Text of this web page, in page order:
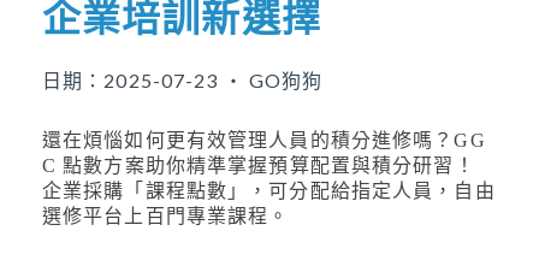
企業培訓新選擇
日期：2025-07-23 ‧ GO狗狗
還在煩惱如何更有效管理人員的積分進修嗎？GG
C 點數方案助你精準掌握預算配置與積分研習！
企業採購「課程點數」，可分配給指定人員，自由
選修平台上百門專業課程。